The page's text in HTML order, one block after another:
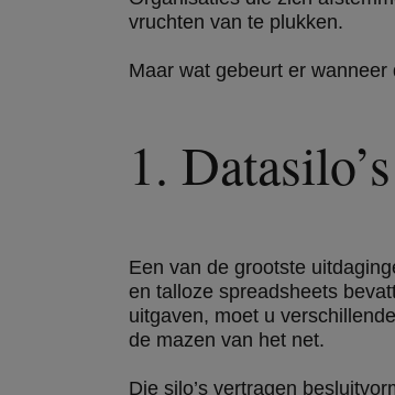
vruchten van te plukken.
Maar wat gebeurt er
1.
Een van de grootste
en talloze spreadsheets
uitgaven, moet u
de mazen van het net.
Die silo’s vertragen